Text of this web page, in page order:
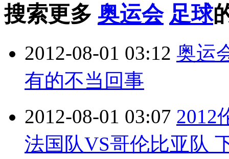
搜索更多 奥运会 足球
2012-08-01 03:12 奥运
有的不当回事
2012-08-01 03:07 2012
法国队VS哥伦比亚队